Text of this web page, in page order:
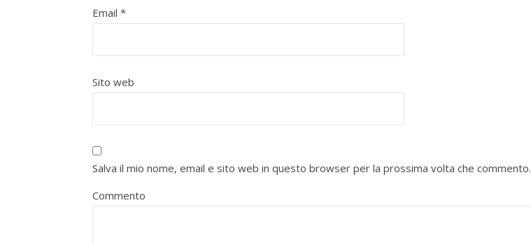
Email *
Sito web
Salva il mio nome, email e sito web in questo browser per la prossima volta che commento.
Commento